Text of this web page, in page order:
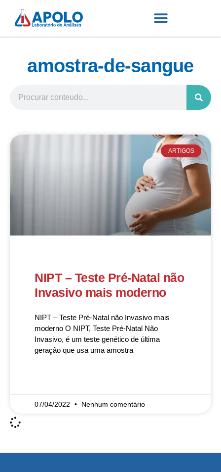
amostra-de-sangue
ARTIGOS
NIPT – Teste Pré-Natal não
Invasivo mais moderno
NIPT – Teste Pré-Natal não Invasivo mais
moderno O NIPT, Teste Pré-Natal Não
Invasivo, é um teste genético de última
geração que usa uma amostra
07/04/2022 Nenhum comentário